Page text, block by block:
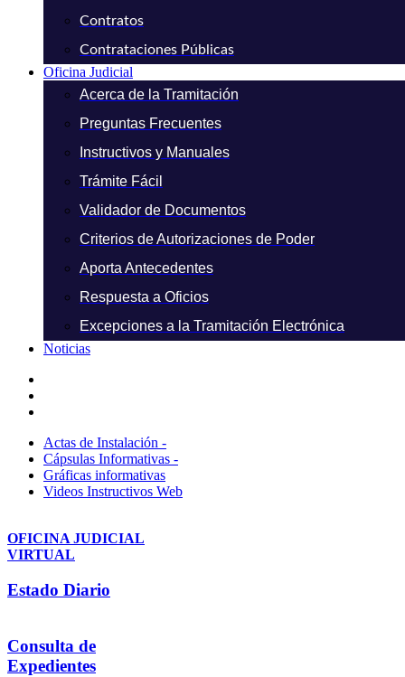
Contratos
Contrataciones Públicas
Oficina Judicial
Acerca de la Tramitación
Preguntas Frecuentes
Instructivos y Manuales
Trámite Fácil
Validador de Documentos
Criterios de Autorizaciones de Poder
Aporta Antecedentes
Respuesta a Oficios
Excepciones a la Tramitación Electrónica
Noticias
Actas de Instalación -
Cápsulas Informativas -
Gráficas informativas
Videos Instructivos Web
OFICINA JUDICIAL
VIRTUAL
Estado Diario
Consulta de
Expedientes